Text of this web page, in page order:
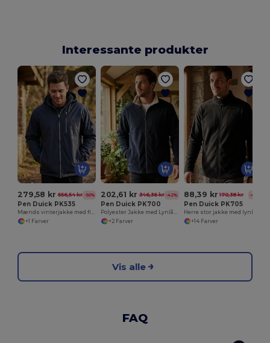
Interessante produkter
279,58 kr 556,54 kr -50%
Pen Duick PK535
Mænds vinterjakke med flere lommer
+1 Farver
202,61 kr 346,36 kr -42%
Pen Duick PK700
Polyester Jakke med Lynlåslommer og Ventilation
+2 Farver
88,39 kr 170,38 kr -48%
Pen Duick PK705
Herre stor jakke med lynlås
+14 Farver
Vis alle
FAQ